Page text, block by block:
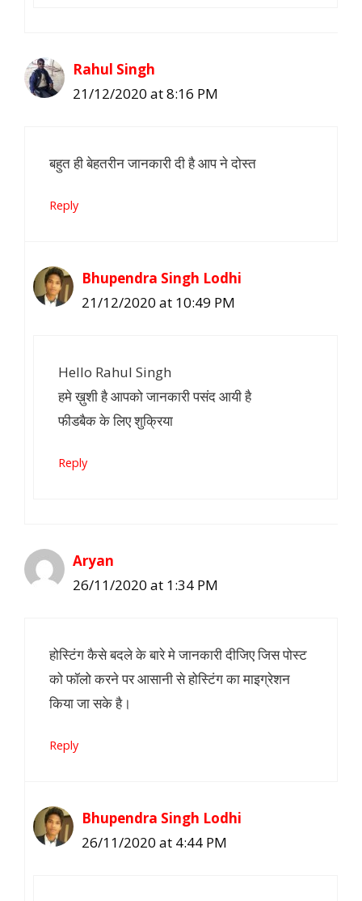
Rahul Singh
21/12/2020 at 8:16 PM
बहुत ही बेहतरीन जानकारी दी है आप ने दोस्त
Reply
Bhupendra Singh Lodhi
21/12/2020 at 10:49 PM
Hello Rahul Singh
हमे ख़ुशी है आपको जानकारी पसंद आयी है
फीडबैक के लिए शुक्रिया
Reply
Aryan
26/11/2020 at 1:34 PM
होस्टिंग कैसे बदले के बारे मे जानकारी दीजिए जिस पोस्ट
को फॉलो करने पर आसानी से होस्टिंग का माइग्रेशन
किया जा सके है।
Reply
Bhupendra Singh Lodhi
26/11/2020 at 4:44 PM